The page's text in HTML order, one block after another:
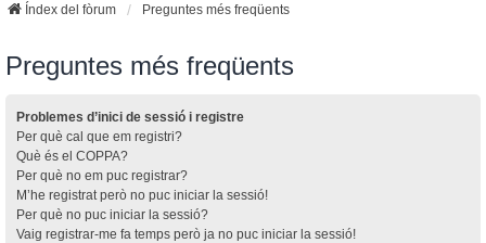
Índex del fòrum Preguntes més freqüents
Preguntes més freqüents
Problemes d’inici de sessió i registre
Per què cal que em registri?
Què és el COPPA?
Per què no em puc registrar?
M’he registrat però no puc iniciar la sessió!
Per què no puc iniciar la sessió?
Vaig registrar-me fa temps però ja no puc iniciar la sessió!